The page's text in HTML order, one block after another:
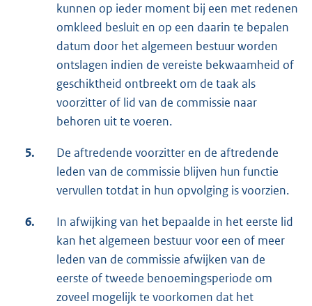
kunnen op ieder moment bij een met redenen
omkleed besluit en op een daarin te bepalen
datum door het algemeen bestuur worden
ontslagen indien de vereiste bekwaamheid of
geschiktheid ontbreekt om de taak als
voorzitter of lid van de commissie naar
behoren uit te voeren.
5.
De aftredende voorzitter en de aftredende
leden van de commissie blijven hun functie
vervullen totdat in hun opvolging is voorzien.
6.
In afwijking van het bepaalde in het eerste lid
kan het algemeen bestuur voor een of meer
leden van de commissie afwijken van de
eerste of tweede benoemingsperiode om
zoveel mogelijk te voorkomen dat het